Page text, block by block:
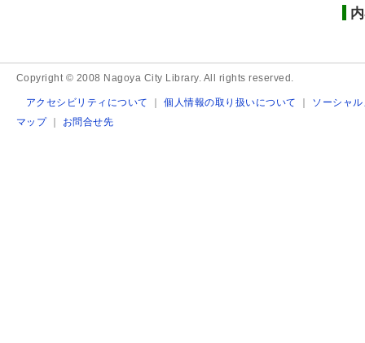
Copyright © 2008 Nagoya City Library. All rights reserved.
アクセシビリティについて ｜個人情報の取り扱いについて ｜ ソーシャ
マップ｜ お問合せ先